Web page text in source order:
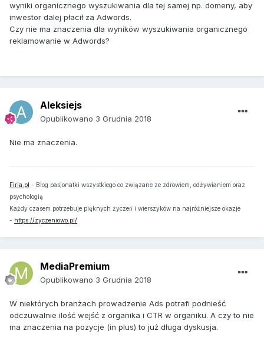
wyniki organicznego wyszukiwania dla tej samej np. domeny, aby
inwestor dalej płacił za Adwords.
Czy nie ma znaczenia dla wyników wyszukiwania organicznego
reklamowanie w Adwords?
Aleksiejs
Opublikowano 3 Grudnia 2018
Nie ma znaczenia.
Firia.pl - Blog pasjonatki wszystkiego co związane ze zdrowiem, odżywianiem oraz
psychologią
Każdy czasem potrzebuje pięknych życzeń i wierszyków na najróżniejsze okazje
- https://zyczeniowo.pl/
MediaPremium
Opublikowano 3 Grudnia 2018
W niektórych branżach prowadzenie Ads potrafi podnieść
odczuwalnie ilość wejść z organika i CTR w organiku. A czy to nie
ma znaczenia na pozycje (in plus) to już długa dyskusja.